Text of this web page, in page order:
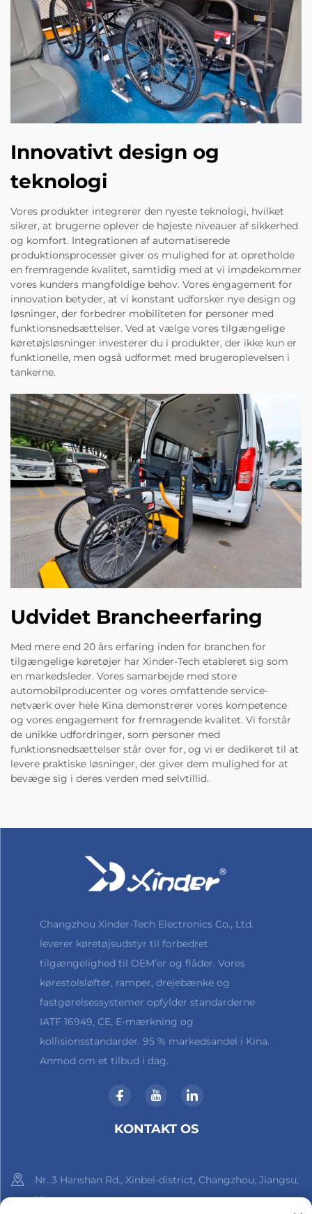
Innovativt design og
teknologi
Vores produkter integrerer den nyeste teknologi, hvilket
sikrer, at brugerne oplever de højeste niveauer af sikkerhed
og komfort. Integrationen af automatiserede
produktionsprocesser giver os mulighed for at opretholde
en fremragende kvalitet, samtidig med at vi imødekommer
vores kunders mangfoldige behov. Vores engagement for
innovation betyder, at vi konstant udforsker nye design og
løsninger, der forbedrer mobiliteten for personer med
funktionsnedsættelser. Ved at vælge vores tilgængelige
køretøjsløsninger investerer du i produkter, der ikke kun er
funktionelle, men også udformet med brugeroplevelsen i
tankerne.
Udvidet Brancheerfaring
Med mere end 20 års erfaring inden for branchen for
tilgængelige køretøjer har Xinder-Tech etableret sig som
en markedsleder. Vores samarbejde med store
automobilproducenter og vores omfattende service-
netværk over hele Kina demonstrerer vores kompetence
og vores engagement for fremragende kvalitet. Vi forstår
de unikke udfordringer, som personer med
funktionsnedsættelser står over for, og vi er dedikeret til at
levere praktiske løsninger, der giver dem mulighed for at
bevæge sig i deres verden med selvtillid.
Changzhou Xinder-Tech Electronics Co., Ltd.
leverer køretøjsudstyr til forbedret
tilgængelighed til OEM’er og flåder. Vores
kørestolsløfter, ramper, drejebænke og
fastgørelsessystemer opfylder standarderne
IATF 16949, CE, E-mærkning og
kollisionsstandarder. 95 % markedsandel i Kina.
Anmod om et tilbud i dag.
KONTAKT OS
Nr. 3 Hanshan Rd., Xinbei-district, Changzhou, Jiangsu,
Kina